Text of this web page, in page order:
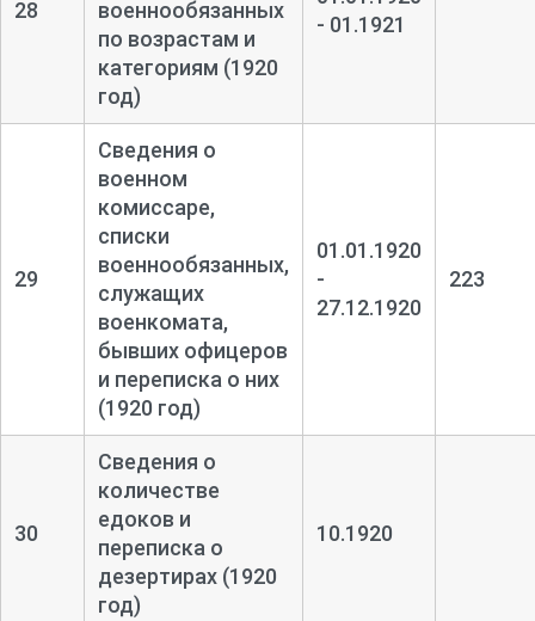
28
военнообязанных
по возрастам и
категориям (1920
год)
- 01.1921
29
Сведения о
военном
комиссаре,
списки
военнообязанных,
служащих
военкомата,
бывших офицеров
и переписка о них
(1920 год)
01.01.1920
-
27.12.1920
223
30
Сведения о
количестве
едоков и
переписка о
дезертирах (1920
год)
10.1920